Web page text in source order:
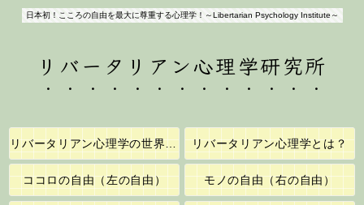
日本初！こころの自由を最大に尊重する心理学！～Libertarian Psychology Institute～
リバータリアン心理学研究所
リバータリアン心理学の世界へようこそ！ リバータリアン心理学とは？
ココロの自由（左の自由） モノの自由（右の自由）